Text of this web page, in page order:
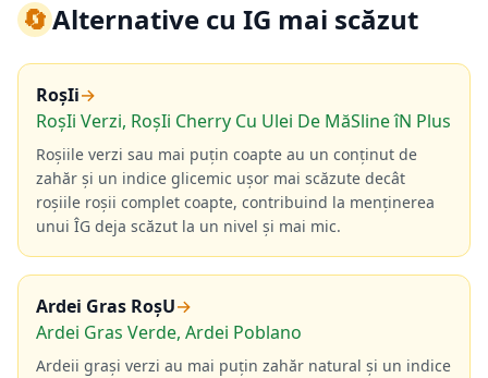
🔄Alternative cu IG mai scăzut
RoșIi→
RoșIi Verzi, RoșIi Cherry Cu Ulei De MăSline îN Plus
Roșiile verzi sau mai puțin coapte au un conținut de
zahăr și un indice glicemic ușor mai scăzute decât
roșiile roșii complet coapte, contribuind la menținerea
unui ÎG deja scăzut la un nivel și mai mic.
Ardei Gras RoșU→
Ardei Gras Verde, Ardei Poblano
Ardeii grași verzi au mai puțin zahăr natural și un indice